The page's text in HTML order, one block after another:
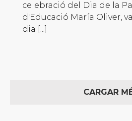
celebració del Dia de la
d'Educació María Oliver,
dia [...]
CARGAR